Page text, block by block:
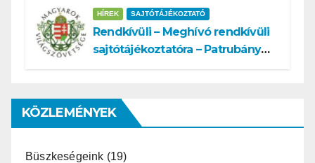
HÍREK SAJTÓTÁJÉKOZTATÓ
Rendkívüli – Meghívó rendkívüli
sajtótájékoztatóra – Patrubány
támadás
KÖZLEMÉNYEK
Büszkeségeink (19)